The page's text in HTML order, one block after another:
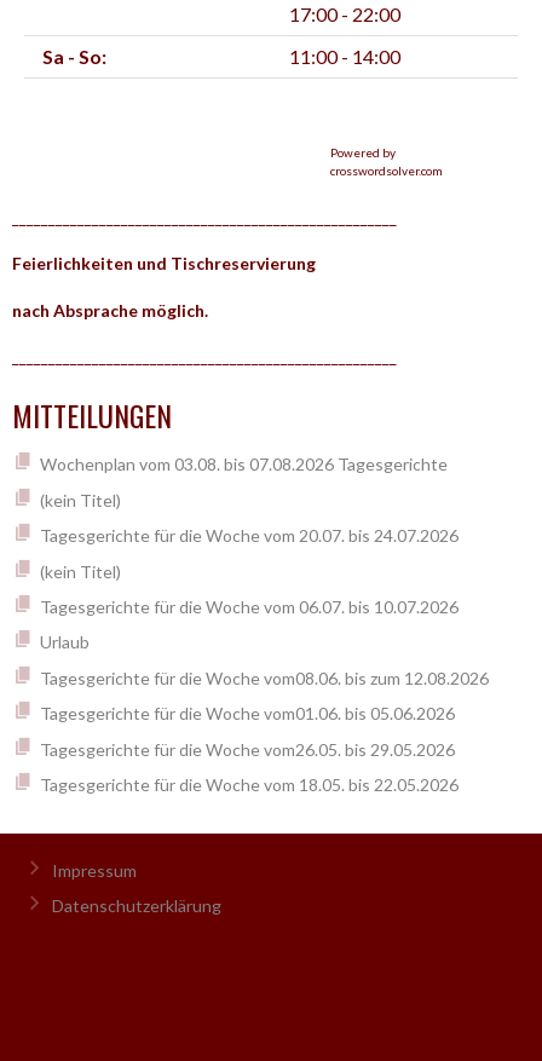
17:00 - 22:00
Sa - So:
11:00 - 14:00
Powered by
crosswordsolver.com
Feierlichkeiten und Tischreservierung
nach Absprache möglich.
MITTEILUNGEN
Wochenplan vom 03.08. bis 07.08.2026 Tagesgerichte
(kein Titel)
Tagesgerichte für die Woche vom 20.07. bis 24.07.2026
(kein Titel)
Tagesgerichte für die Woche vom 06.07. bis 10.07.2026
Urlaub
Tagesgerichte für die Woche vom08.06. bis zum 12.08.2026
Tagesgerichte für die Woche vom01.06. bis 05.06.2026
Tagesgerichte für die Woche vom26.05. bis 29.05.2026
Tagesgerichte für die Woche vom 18.05. bis 22.05.2026
Impressum
Datenschutzerklärung